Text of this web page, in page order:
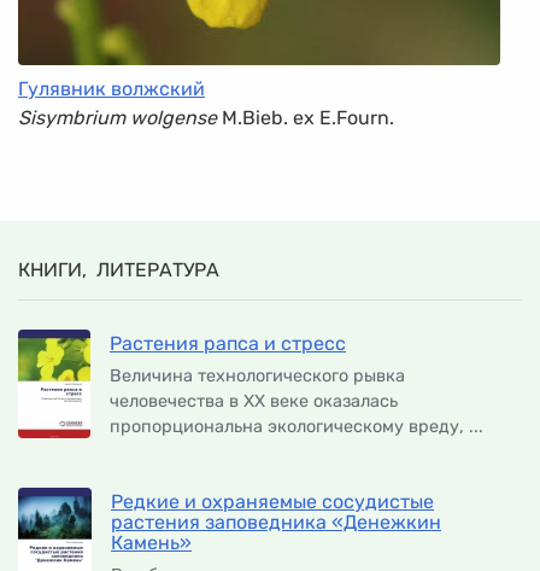
Гулявник волжский
Sisymbrium wolgenseM.Bieb. ex E.Fourn.
КНИГИ, ЛИТЕРАТУРА
Растения рапса и стресс
Величина технологического рывка
человечества в XX веке оказалась
пропорциональна экологическому вреду, ...
Редкие и охраняемые сосудистые
растения заповедника «Денежкин
Камень»